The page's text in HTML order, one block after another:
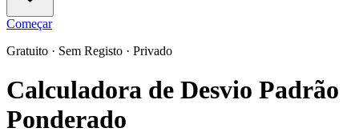
Começar
Gratuito · Sem Registo · Privado
Calculadora de Desvio Padrão
Ponderado